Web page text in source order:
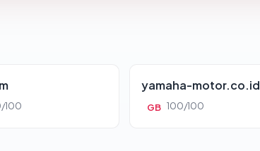
100
yamaha-motor.co.id
GB 100/100